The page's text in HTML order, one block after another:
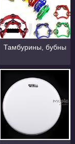
Тамбурины, бубны